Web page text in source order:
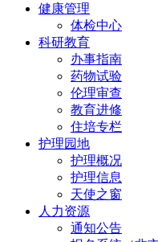
健康管理
体检中心
科研教育
办事指南
药物试验
伦理审查
教育进修
住培专栏
护理园地
护理概况
护理信息
天使之窗
人力资源
通知公告